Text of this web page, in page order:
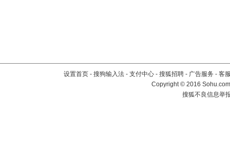
设置首页 - 搜狗输入法 - 支付中心 - 搜狐招聘 - 广告服务 - 客
Copyright©2016
搜狐不良信息举